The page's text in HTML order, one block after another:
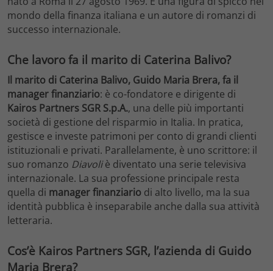
mondo della finanza italiana e un autore di romanzi di
successo internazionale.
Che lavoro fa il marito di Caterina Balivo?
Il marito di Caterina Balivo, Guido Maria Brera, fa il
manager finanziario: è co-fondatore e dirigente di
Kairos Partners SGR S.p.A., una delle più importanti
società di gestione del risparmio in Italia. In pratica,
gestisce e investe patrimoni per conto di grandi clienti
istituzionali e privati. Parallelamente, è uno scrittore: il
suo romanzo Diavoliè diventato una serie televisiva
internazionale. La sua professione principale resta
quella di manager finanziario di alto livello, ma la sua
identità pubblica è inseparabile anche dalla sua attività
letteraria.
Cos’è Kairos Partners SGR, l’azienda di Guido
Maria Brera?